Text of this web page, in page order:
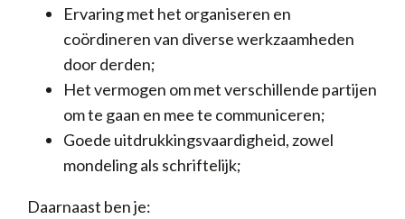
Ervaring met het organiseren en
coördineren van diverse werkzaamheden
door derden;
Het vermogen om met verschillende partijen
om te gaan en mee te communiceren;
Goede uitdrukkingsvaardigheid, zowel
mondeling als schriftelijk;
Daarnaast ben je: